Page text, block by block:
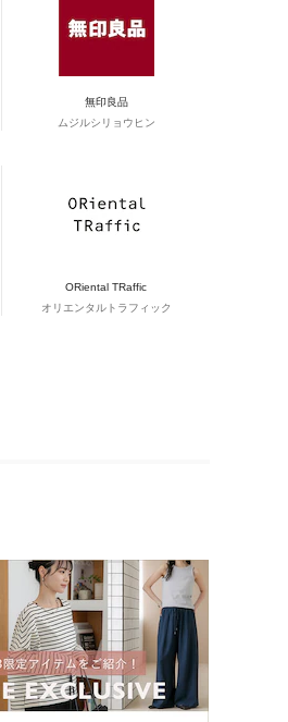
無印良品
ムジルシリョウヒン
ORiental TRaffic
オリエンタルトラフィック